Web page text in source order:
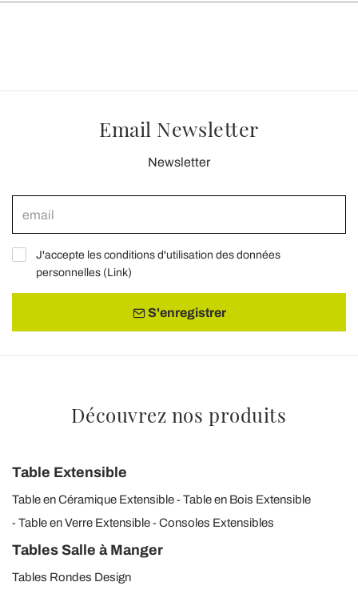
Email Newsletter
Newsletter
J'accepte les conditions d'utilisation des données
personnelles (Link)
S'enregistrer
Découvrez nos produits
Table Extensible
Table en Céramique Extensible
Table en Bois Extensible
Table en Verre Extensible
Consoles Extensibles
Tables Salle à Manger
Tables Rondes Design